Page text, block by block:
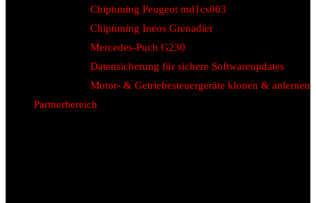
Chiptuning Peugeot md1cs003
Chiptuning Ineos Grenadier
Mercedes-Puch G230
Datensicherung für sichere Softwareupdates
Motor- & Getriebesteuergeräte klonen & anlernen
Partnerbereich